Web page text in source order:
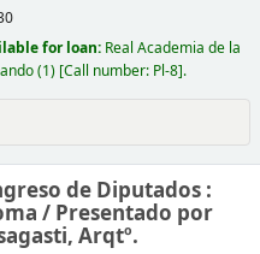
for loan: Real Academia de la
(1) Call number: Pl-8 .
de Diputados :
/Presentado por
Arqtº.